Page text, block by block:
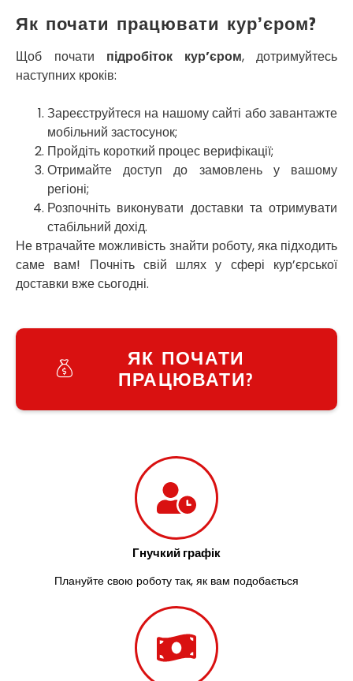
Як почати працювати кур’єром?
Щоб почати підробіток кур’єром, дотримуйтесь
наступних кроків:
Зареєструйтеся на нашому сайті або завантажте
мобільний застосунок;
Пройдіть короткий процес верифікації;
Отримайте доступ до замовлень у вашому
регіоні;
Розпочніть виконувати доставки та отримувати
стабільний дохід.
Не втрачайте можливість знайти роботу, яка підходить
саме вам! Почніть свій шлях у сфері кур’єрської
доставки вже сьогодні.
ЯК ПОЧАТИ
ПРАЦЮВАТИ?
Гнучкий графік
Плануйте свою роботу так, як вам подобається
Великі Лази
Верхнедніпровськ
Вільнянськ
Винники
Вишенки
Вишневе
Віта-Поштова
Вовчинець
Вознесенськ
Вишгород
Яготин
Южне
Южноукраїнськ
Зазим’я
Жовті Води
Зміїв